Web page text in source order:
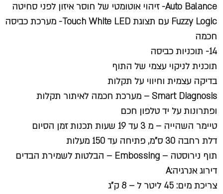
Auto Balance- זיהוי אוטומטי של חוסר איזון לפני סחיטה
Fuzzy Logic עם תצוגת Touch White LED- מערכת כביסה
חכמה
14- תוכניות כביסה
תוכנית לניקוי עצמי של התוף
בדיקה עצמית וחיווי על תקלות
Smart Diagnosis – מערכת חכמה לאיתור תקלות
ופתרונות על יד טלפון חכם
טיימר השהייה – מ 3 עד 19 שעות תכנות זמן הסיום
דלת רחבה 30 ס"מ, פתיחה עד 150 מעלות
תוף נירוסטה – Embossing – הבלטות לשמירת הבדים
דירוג אנרגיה:A
צריכת מים: 45 ליטר ל – 8 ק"ג